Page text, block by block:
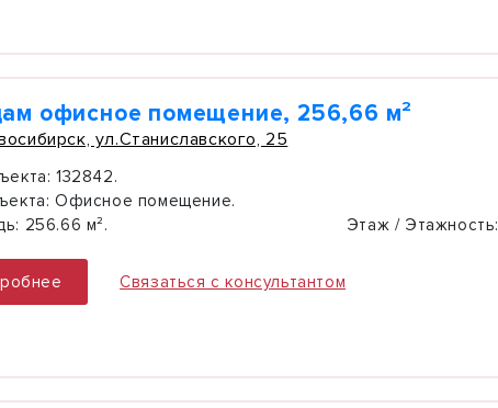
офисное помещение, 256,66 м²
ул.Станиславского, 25
132842.
Офисное помещение.
256.66 м². Этаж / Этажность:
Связаться с консультантом